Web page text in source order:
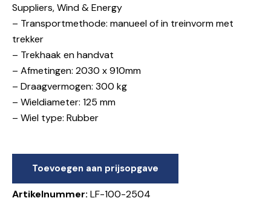
Suppliers, Wind & Energy
– Transportmethode: manueel of in treinvorm met
trekker
– Trekhaak en handvat
– Afmetingen: 2030 x 910mm
– Draagvermogen: 300 kg
– Wieldiameter: 125 mm
– Wiel type: Rubber
Toevoegen aan prijsopgave
Artikelnummer: LF-100-2504